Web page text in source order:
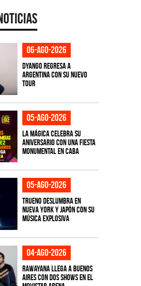
06-ago-2026
Dyango regresa a
Argentina con su nuevo
tour
05-ago-2026
La Mágica celebra su
aniversario con una fiesta
monumental en CABA
05-ago-2026
TRUENO deslumbra en
Nueva York y Japón con su
música explosiva
04-ago-2026
Rawayana llega a Buenos
Aires con dos shows en el